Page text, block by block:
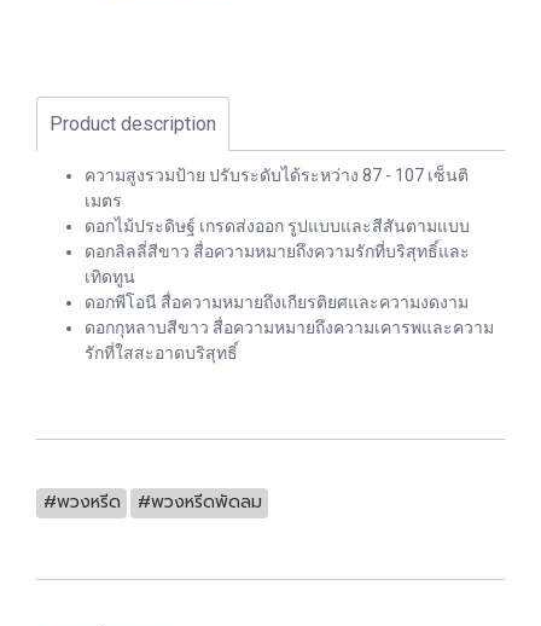
Product description
ความสูงรวมป้าย ปรับระดับได้ระหว่าง 87 - 107 เซ็นติ
เมตร
ดอกไม้ประดิษฐ์ เกรดส่งออก รูปแบบและสีสันตามแบบ
ดอกลิลลี่สีขาว สื่อความหมายถึงความรักที่บริสุทธิ์และ
เทิดทูน
ดอกพีโอนี สื่อความหมายถึงเกียรติยศและความงดงาม
ดอกกุหลาบสีขาว สื่อความหมายถึงความเคารพและความ
รักที่ใสสะอาดบริสุทธิ์
#พวงหรีด #พวงหรีดพัดลม